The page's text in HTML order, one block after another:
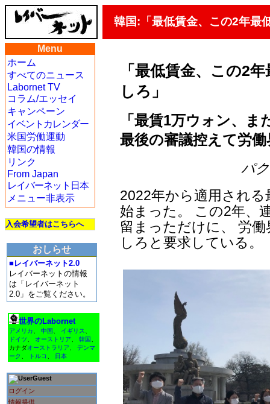
韓国:「最低賃金、この2年最
Menu
ホーム
すべてのニュース
Labornet TV
コラム/エッセイ
キャンペーン
イベントカレンダー
米国労働運動
韓国の情報
リンク
From Japan
レイバーネット日本
メニュー非表示
入会希望者はこちらへ
おしらせ
■レイバーネット2.0
レイバーネットの情報
は「レイバーネット
2.0」をご覧ください。
世界のLabornet
アメリカ 中国 イギリス
ドイツ
オーストリア 韓国
カナダオーストラリア
デンマ
ーク
トルコ 日本
Guest
ログイン
情報提供
「最低賃金、この2
しろ」
「最賃1万ウォン、
最後の審議控えて労
パ
2022年から適用され
始まった。 この2年、
留まっただけに、 労
しろと要求している。